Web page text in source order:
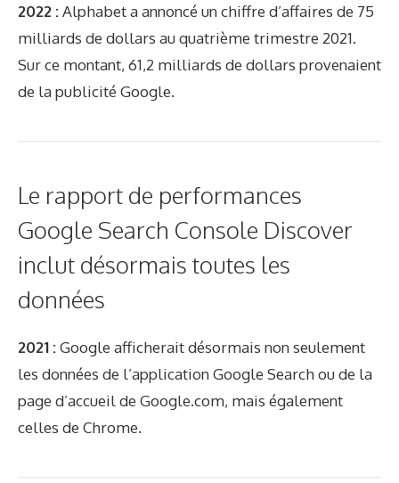
2022 :Alphabet a annoncé un chiffre d’affaires de 75
milliards de dollars au quatrième trimestre 2021.
Sur ce montant, 61,2 milliards de dollars provenaient
de la publicité Google.
Le rapport de performances
Google Search Console Discover
inclut désormais toutes les
données
2021 :Google afficherait désormais non seulement
les données de l’application Google Search ou de la
page d’accueil de Google.com, mais également
celles de Chrome.